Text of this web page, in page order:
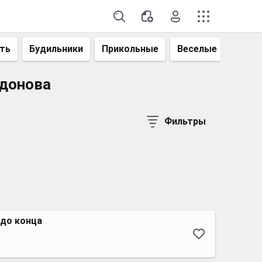
Будильники Прикольные Веселые
Фильтры
конца